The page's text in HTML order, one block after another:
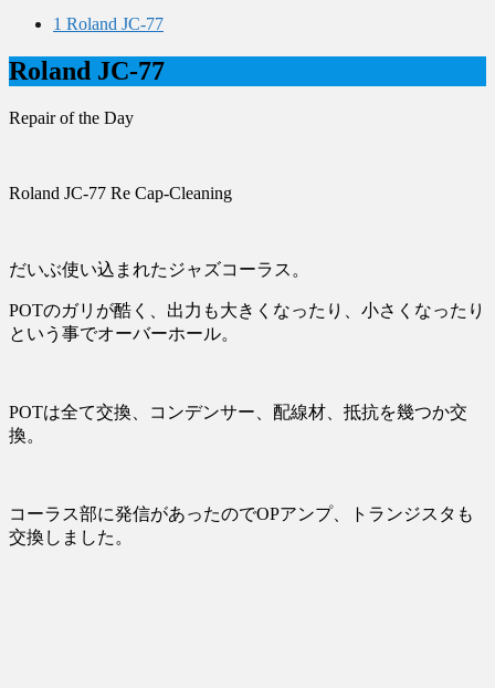
1 Roland JC-77
Roland JC-77
Repair of the Day
Roland JC-77 Re Cap-Cleaning
だいぶ使い込まれたジャズコーラス。
POTのガリが酷く、出力も大きくなったり、小さくなったり
という事でオーバーホール。
POTは全て交換、コンデンサー、配線材、抵抗を幾つか交
換。
コーラス部に発信があったのでOPアンプ、トランジスタも
交換しました。